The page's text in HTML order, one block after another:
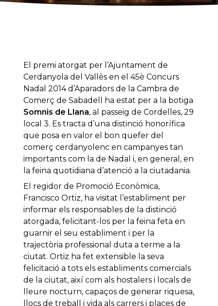
El premi atorgat per l’Ajuntament de
Cerdanyola del Vallès en el 45è Concurs
Nadal 2014 d’Aparadors de la Cambra de
Comerç de Sabadell ha estat per a la botiga
Somnis de Llana, al passeig de Cordelles, 29
local 3. Es tracta d’una distinció honorífica
que posa en valor el bon quefer del
comerç cerdanyolenc en campanyes tan
importants com la de Nadal i, en general, en
la feina quotidiana d’atenció a la ciutadania.
El regidor de Promoció Econòmica,
Francisco Ortiz, ha visitat l’establiment per
informar els responsables de la distinció
atorgada, felicitant-los per la feina feta en
guarnir el seu establiment i per la
trajectòria professional duta a terme a la
ciutat. Ortiz ha fet extensible la seva
felicitació a tots els establiments comercials
de la ciutat, així com als hostalers i locals de
lleure nocturn, capaços de generar riquesa,
llocs de treball i vida als carrers i places de